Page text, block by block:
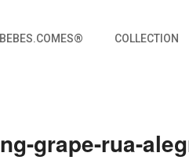
BEBES.COMES® COLLECTION
grape-rua-